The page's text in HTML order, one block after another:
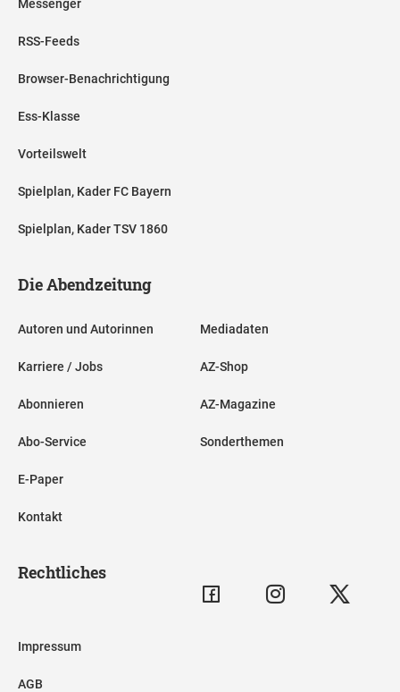
Messenger
RSS-Feeds
Browser-Benachrichtigung
Ess-Klasse
Vorteilswelt
Spielplan, Kader FC Bayern
Spielplan, Kader TSV 1860
Die Abendzeitung
Autoren und Autorinnen
Karriere / Jobs
Abonnieren
Abo-Service
E-Paper
Kontakt
Mediadaten
AZ-Shop
AZ-Magazine
Sonderthemen
Rechtliches
Impressum
AGB